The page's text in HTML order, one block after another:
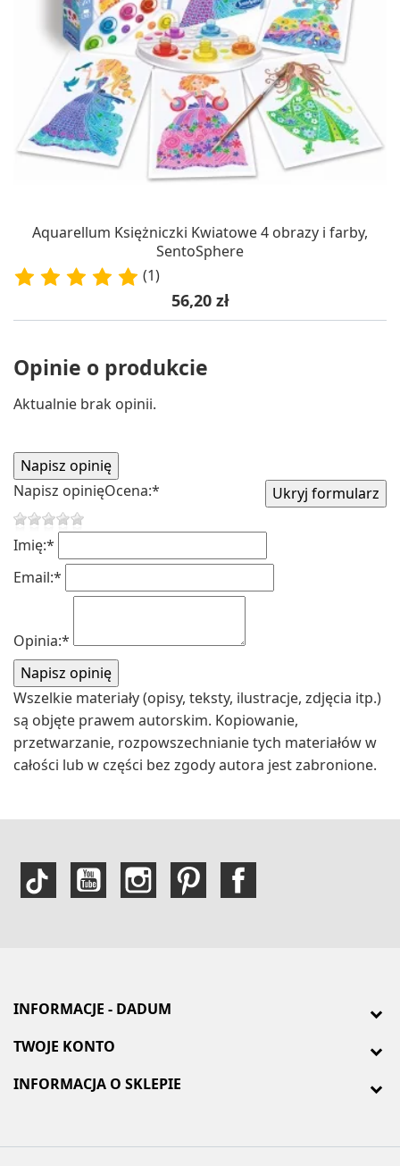
Aquarellum Księżniczki Kwiatowe 4 obrazy i farby,
SentoSphere
(1)
Cena
56,20 zł
Opinie o produkcie
Aktualnie brak opinii.
Napisz opinięOcena:*
Imię:*
Email:*
Opinia:*
Wszelkie materiały (opisy, teksty, ilustracje, zdjęcia itp.)
są objęte prawem autorskim. Kopiowanie,
przetwarzanie, rozpowszechnianie tych materiałów w
całości lub w części bez zgody autora jest zabronione.
INFORMACJE - DADUM
TWOJE KONTO
INFORMACJA O SKLEPIE